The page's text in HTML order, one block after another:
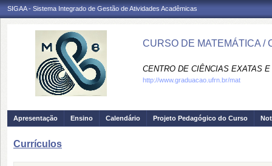
SIGAA - Sistema Integrado de Gestão de Atividades Acadêmicas
CURSO DE MATEMÁTICA /
CENTRO DE CIÊNCIAS EXATAS
http://www.graduacao.ufrn.br/mat
Apresentação Ensino Calendário Projeto Pedagógico do Curso
Currículos